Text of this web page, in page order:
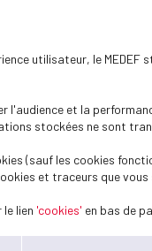
utilisateur, le
l'audience et la
stockées ne sont
(sauf les cookies
et traceurs que
lien 'cookies' en bas de